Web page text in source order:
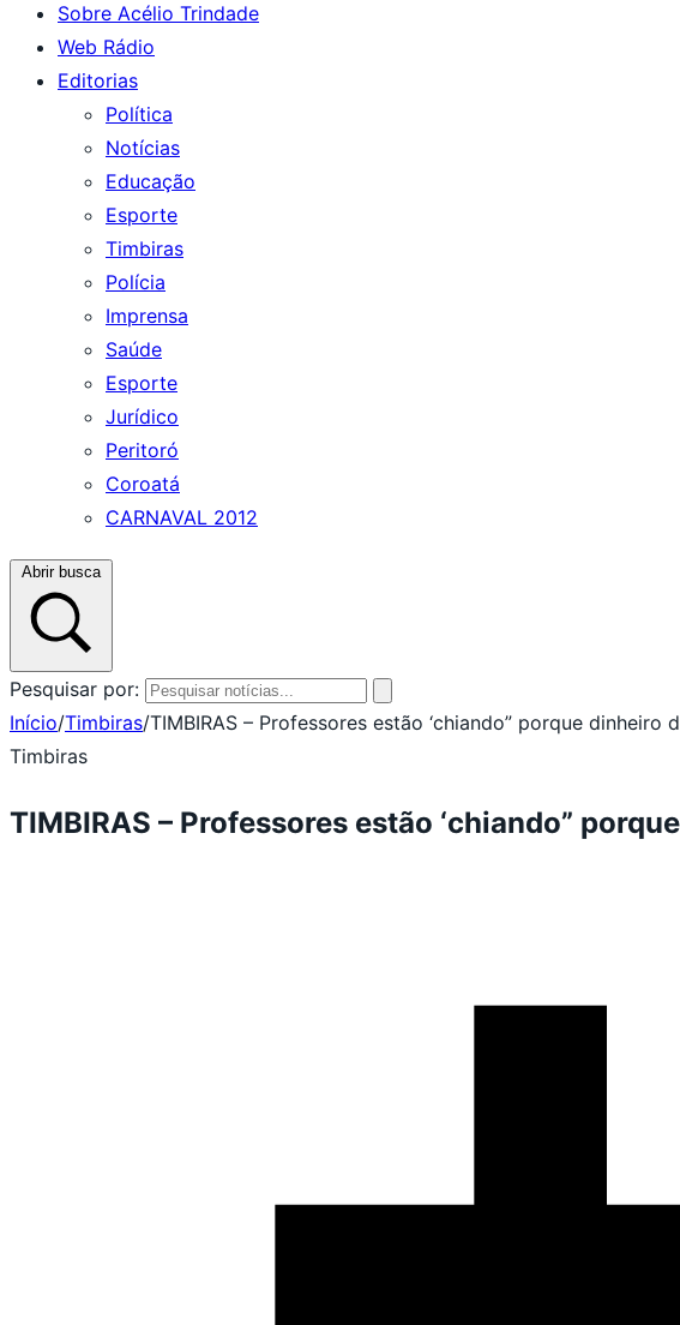
Sobre Acélio Trindade
Web Rádio
Editorias
Política
Notícias
Educação
Esporte
Timbiras
Polícia
Imprensa
Saúde
Esporte
Jurídico
Peritoró
Coroatá
CARNAVAL 2012
Abrir busca
Pesquisar por:
Início/Timbiras/TIMBIRAS – Professores estão ‘chiando” porque dinheiro
Timbiras
TIMBIRAS – Professores estão ‘chiando”